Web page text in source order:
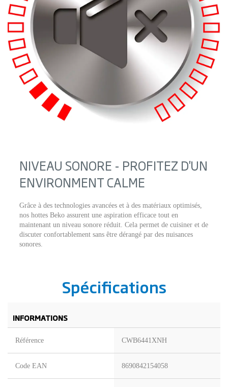
NIVEAU SONORE - PROFITEZ D'UN
ENVIRONMENT CALME
Grâce à des technologies avancées et à des matériaux optimisés,
nos hottes Beko assurent une aspiration efficace tout en
maintenant un niveau sonore réduit. Cela permet de cuisiner et de
discuter confortablement sans être dérangé par des nuisances
sonores.
Spécifications
INFORMATIONS
Référence CWB6441XNH
Code EAN 8690842154058